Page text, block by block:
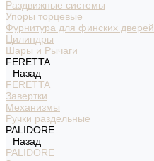
Раздвижные системы
Упоры торцевые
Фурнитура для финских дверей
Цилиндры
Шары и Рычаги
FERETTA
Назад
FERETTA
Завертки
Механизмы
Ручки раздельные
PALIDORE
Назад
PALIDORE